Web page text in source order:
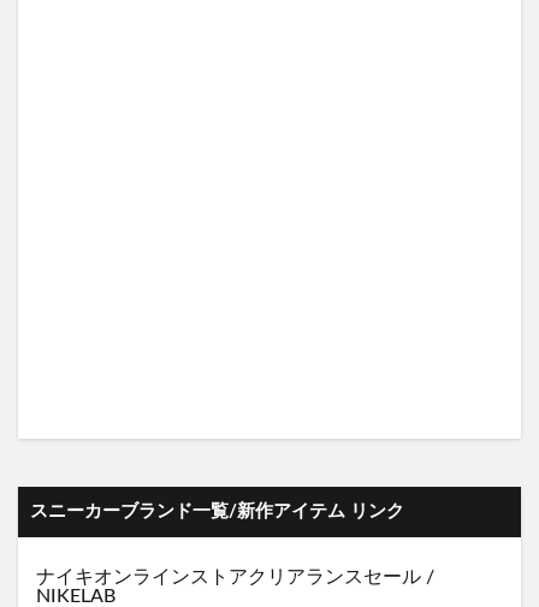
スニーカーブランド一覧/新作アイテム リンク
ナイキオンラインストアクリアランスセール /
NIKELAB